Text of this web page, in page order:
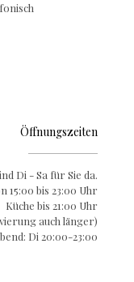
Öffnungszeiten
Di - Sa für Sie da.
15:00 bis 23:00 Uhr
Küche bis 21:00 Uhr
auch länger)
Di 20:00-23:00